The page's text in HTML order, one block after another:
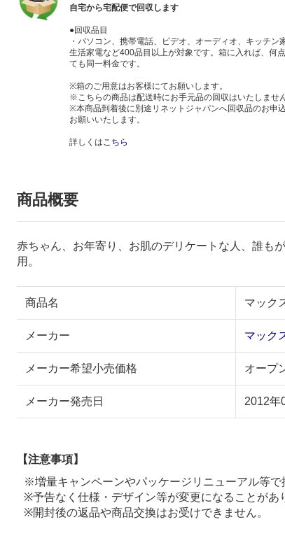
自宅から宅配便で回収します
●回収品目
・パソコン、携帯電話、ビデオ、オーディオ、キッチン
生活家電など400品目以上が対象です。箱に入れば、何
ても同一料金です。
※箱のご用意はお客様にてお願いします。
※こちらの商品は配送時にお手元品の回収はいたしません
※本商品到着後に別途リネットジャパンへ回収品のお申
お願いいたします。
詳しくはこちら
商品概要
赤ちゃん、お年寄り、お肌のデリケートな人、誰も
用。
商品名 マック
メーカー マック
メーカー希望小売価格 オープ
メーカー発売日 2012年
【注意事項】
※増量キャンペーンやパッケージリニューアル等で
※予告なく仕様・デザイン等が変更になることがあ
※開封後の返品や商品交換はお受けできません。